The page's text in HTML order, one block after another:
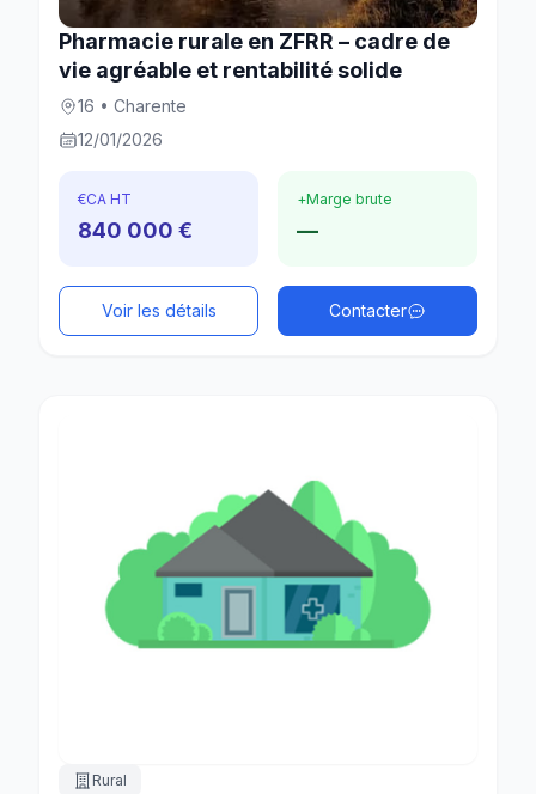
Pharmacie rurale en ZFRR – cadre de
vie agréable et rentabilité solide
16 • Charente
12/01/2026
€CA HT
840 000 €
+Marge brute
—
Voir les détails Contacter
Rural